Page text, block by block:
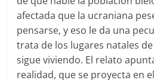
afectada que la ucraniana
pensarse, y eso le da una
trata de los lugares natales
sigue viviendo. El relato
realidad, que se proyecta en